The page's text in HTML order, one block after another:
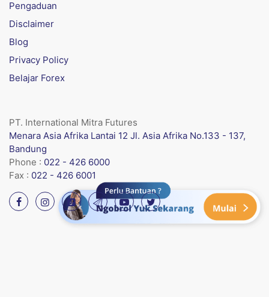
Pengaduan
Disclaimer
Blog
Privacy Policy
Belajar Forex
PT. International Mitra Futures
Menara Asia Afrika Lantai 12 Jl. Asia Afrika No.133 - 137,
Bandung
Phone : 022 - 426 6000
Fax : 022 - 426 6001